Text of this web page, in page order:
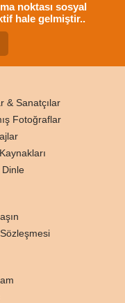
noktası sosyal
hale gelmiştir..
& Sanatçılar
Fotoğraflar
Dinle